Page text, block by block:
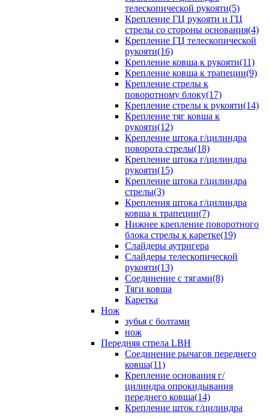
телескопической рукояти(5)
Крепление ГЦ рукояти и ГЦ
стрелы со стороны основания(4)
Крепление ГЦ телескопической
рукояти(16)
Крепление ковша к рукояти(11)
Крепление ковша к трапеции(9)
Крепление стрелы к
поворотному блоку(17)
Крепление стрелы к рукояти(14)
Крепление тяг ковша к
рукояти(12)
Крепление штока г/цилиндра
поворота стрелы(18)
Крепление штока г/цилиндра
рукояти(15)
Крепление штока г/цилиндра
стрелы(3)
Крепления штока г/цилиндра
ковша к трапеции(7)
Нижнее крепление поворотного
блока стрелы к каретке(19)
Слайдеры аутригера
Слайдеры телескопической
рукояти(13)
Соединение с тягами(8)
Тяги ковша
Каретка
Нож
зубья с болтами
нож
Передняя стрела LBH
Cоединение рычагов переднего
ковша(11)
Крепление основания г/
цилиндра опрокидывания
переднего ковша(14)
Крепление шток г/цилиндра